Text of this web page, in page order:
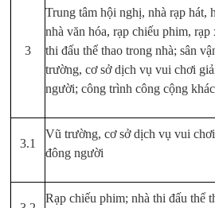
3
Trung tâm hội nghị, nhà rạp hát,
nhà văn hóa, rạp chiếu phim, rạp
thi đấu thể thao trong nhà; sân
trường, cơ sở dịch vụ vui chơi
người; công trình công cộng khác
3.1
Vũ trường, cơ sở dịch vụ vui
đông người
Rạp chiếu phim; nhà thi đấu thể